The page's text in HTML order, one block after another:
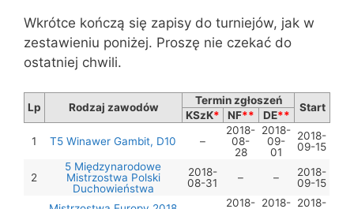
Wkrótce kończą się zapisy do turniejów, jak w
zestawieniu poniżej. Proszę nie czekać do
ostatniej chwili.
Lp Rodzaj zawodów
Termin zgłoszeń
Start
KSzK* NF** DE**
1 T5 Winawer Gambit, D10 –
2018-
08-
28
2018-
09-
01
2018-
09-15
2
5 Międzynarodowe
Mistrzostwa Polski
Duchowieństwa
2018-
08-31
– –
2018-
09-15
2018- 2018- 2018-